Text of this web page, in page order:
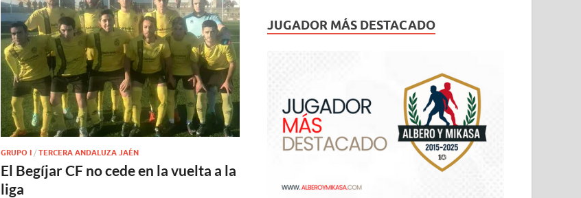
GRUPO I / TERCERA ANDALUZA JAÉN
El Begíjar CF no cede en la vuelta a la
liga
JUGADOR MÁS DESTACADO